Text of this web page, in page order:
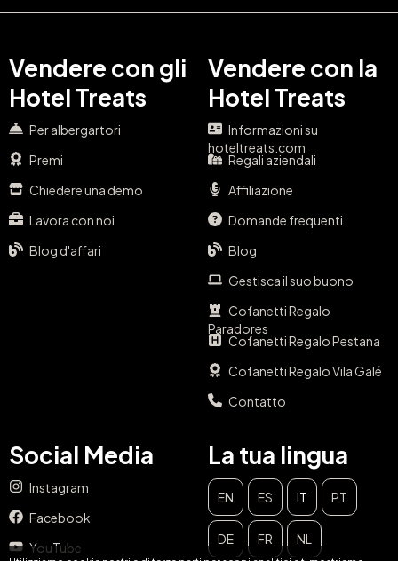
Vendere con gli
Hotel Treats
Per albergartori
Premi
Chiedere una demo
Lavora con noi
Blog d'affari
Vendere con la
Hotel Treats
Informazioni su
hoteltreats.com
Regali aziendali
Affiliazione
Domande frequenti
Blog
Gestisca il suo buono
Cofanetti Regalo
Paradores
Cofanetti Regalo Pestana
Cofanetti Regalo Vila Galé
Contatto
Social Media
Instagram
Facebook
YouTube
La tua lingua
EN ES IT PT
DE FR NL